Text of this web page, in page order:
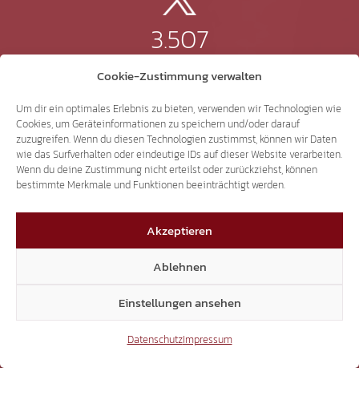
Cookie-Zustimmung verwalten
Um dir ein optimales Erlebnis zu bieten, verwenden wir Technologien wie
Cookies, um Geräteinformationen zu speichern und/oder darauf
zuzugreifen. Wenn du diesen Technologien zustimmst, können wir Daten
wie das Surfverhalten oder eindeutige IDs auf dieser Website verarbeiten.
Wenn du deine Zustimmung nicht erteilst oder zurückziehst, können
bestimmte Merkmale und Funktionen beeinträchtigt werden.
Akzeptieren
Ablehnen
Einstellungen ansehen
DatenschutzImpressum
3.507
Threads
3.401
15.306